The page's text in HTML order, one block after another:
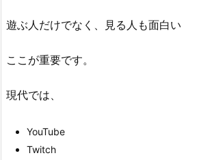
ア
デ
は
能
数
遊ぶ人だけでなく、見る人も面白い
ここが重要です。
現代では、
YouTube
Twitch